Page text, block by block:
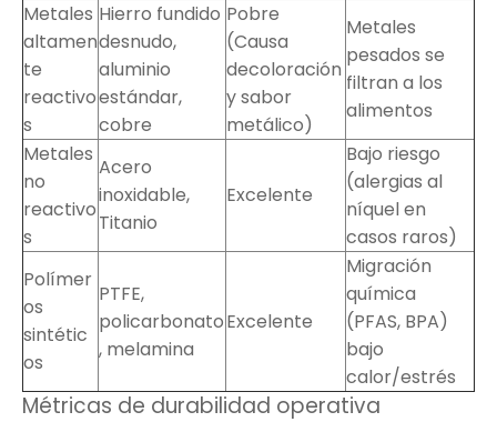
Metales
altamen
te
reactivo
s
Hierro fundido
desnudo,
aluminio
estándar,
cobre
Pobre
(Causa
decoloración
y sabor
metálico)
Metales
pesados ​​se
filtran a los
alimentos
Metales
no
reactivo
s
Acero
inoxidable,
Titanio
Excelente
Bajo riesgo
(alergias al
níquel en
casos raros)
Polímer
os
sintétic
os
PTFE,
policarbonato
, melamina
Excelente
Migración
química
(PFAS, BPA)
bajo
calor/estrés
Métricas de durabilidad operativa